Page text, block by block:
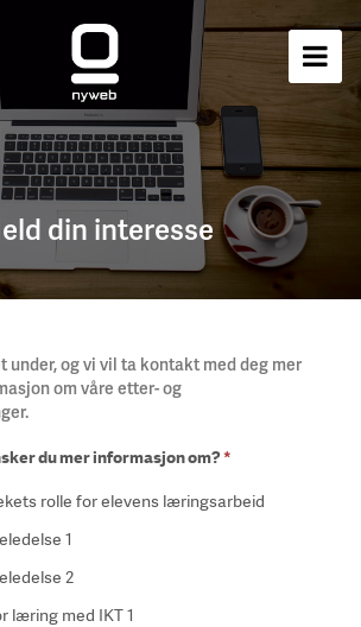
din interesse
under, og vi vil ta kontakt med deg mer
om våre etter- og
du mer informasjon om?*
rolle for elevens læringsarbeid
1
2
læring med IKT 1